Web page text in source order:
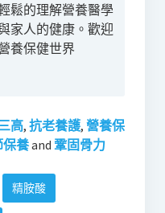
鬆的理解營養醫學
家人的健康。歡迎
養保健世界
高, 抗老養護, 營養保
保養and 鞏固骨力
精胺酸